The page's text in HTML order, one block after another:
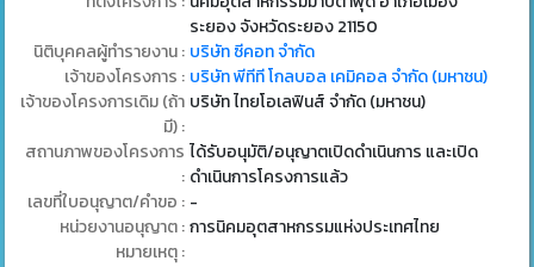
ระยอง จังหวัดระยอง 21150
นิติบุคคลผู้ทำรายงาน : บริษัท ซีคอท จำกัด
เจ้าของโครงการ : บริษัท พีทีที โกลบอล เคมิคอล จำกัด (มหาชน)
เจ้าของโครงการเดิม (ถ้า
มี) :
บริษัท ไทยโอเลฟินส์ จำกัด (มหาชน)
สถานภาพของโครงการ
:
ได้รับอนุมัติ/อนุญาตเปิดดำเนินการ และเปิด
ดำเนินการโครงการแล้ว
เลขที่ใบอนุญาต/คำขอ : -
หน่วยงานอนุญาต : การนิคมอุตสาหกรรมแห่งประเทศไทย
หมายเหตุ :